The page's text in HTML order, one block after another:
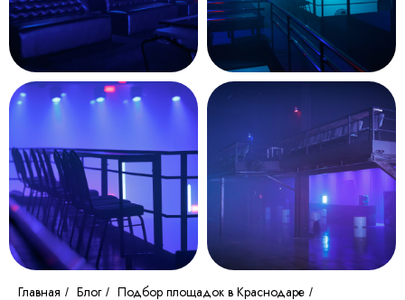
Главная / Блог / Подбор площадок в Краснодаре /